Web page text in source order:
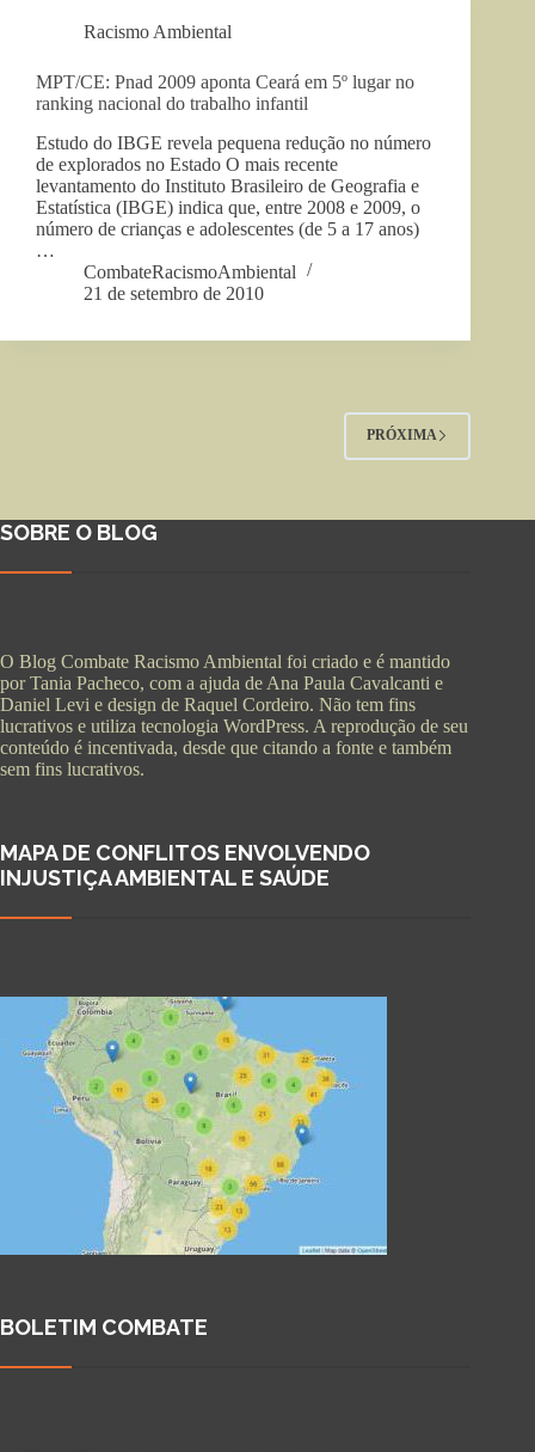
Racismo Ambiental
MPT/CE: Pnad 2009 aponta Ceará em 5º lugar no
ranking nacional do trabalho infantil
Estudo do IBGE revela pequena redução no número
de explorados no Estado O mais recente
levantamento do Instituto Brasileiro de Geografia e
Estatística (IBGE) indica que, entre 2008 e 2009, o
número de crianças e adolescentes (de 5 a 17 anos)
…
CombateRacismoAmbiental
21 de setembro de 2010
PRÓXIMA
SOBRE O BLOG
O Blog Combate Racismo Ambiental foi criado e é mantido
por Tania Pacheco, com a ajuda de Ana Paula Cavalcanti e
Daniel Levi e design de Raquel Cordeiro. Não tem fins
lucrativos e utiliza tecnologia WordPress. A reprodução de seu
conteúdo é incentivada, desde que citando a fonte e também
sem fins lucrativos.
MAPA DE CONFLITOS ENVOLVENDO
INJUSTIÇA AMBIENTAL E SAÚDE
BOLETIM COMBATE